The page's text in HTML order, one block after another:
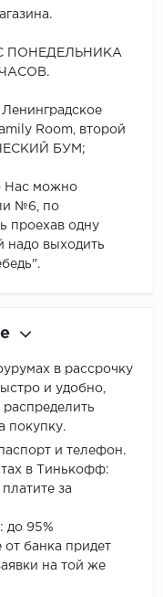
ПОНЕДЕЛЬНИКА
Room, второй
БУМ;
Нас можно
№6, по
проехав одну
надо выходить
в рассрочку
и удобно,
покупку.
и телефон.
в Тинькофф:
за
до 95%
банка придет
на той же